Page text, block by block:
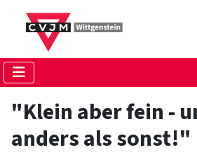
"Klein aber fein -
anders als sonst!"